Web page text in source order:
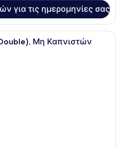
για τις ημερομηνίες σας
Ένα σύγχρονο δωμάτιο
Μη Καπνιστών